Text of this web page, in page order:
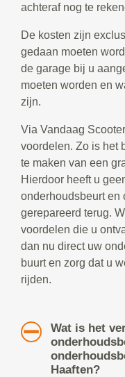
achteraf nog te
De kosten zijn
gedaan moeten
de garage bij u
moeten worden en
zijn.
Via Vandaag
voordelen. Zo is het
te maken van een
Hierdoor heeft u
onderhoudsbeurt en
gerepareerd terug.
voordelen die u
dan nu direct uw
buurt en zorg dat u
rijden.
Wat is het
Haaften?